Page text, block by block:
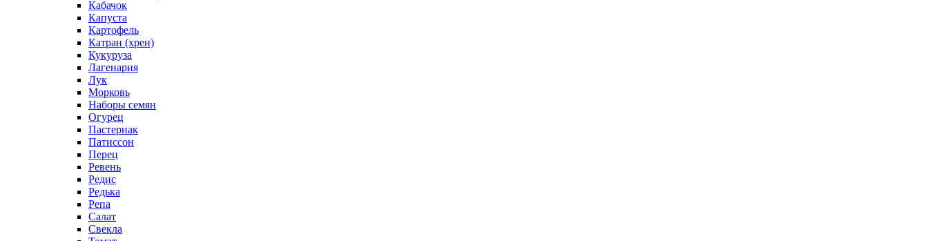
Кабачок
Капуста
Картофель
Катран (хрен)
Кукуруза
Лагенария
Лук
Морковь
Наборы семян
Огурец
Пастернак
Патиссон
Перец
Ревень
Редис
Редька
Репа
Салат
Свекла